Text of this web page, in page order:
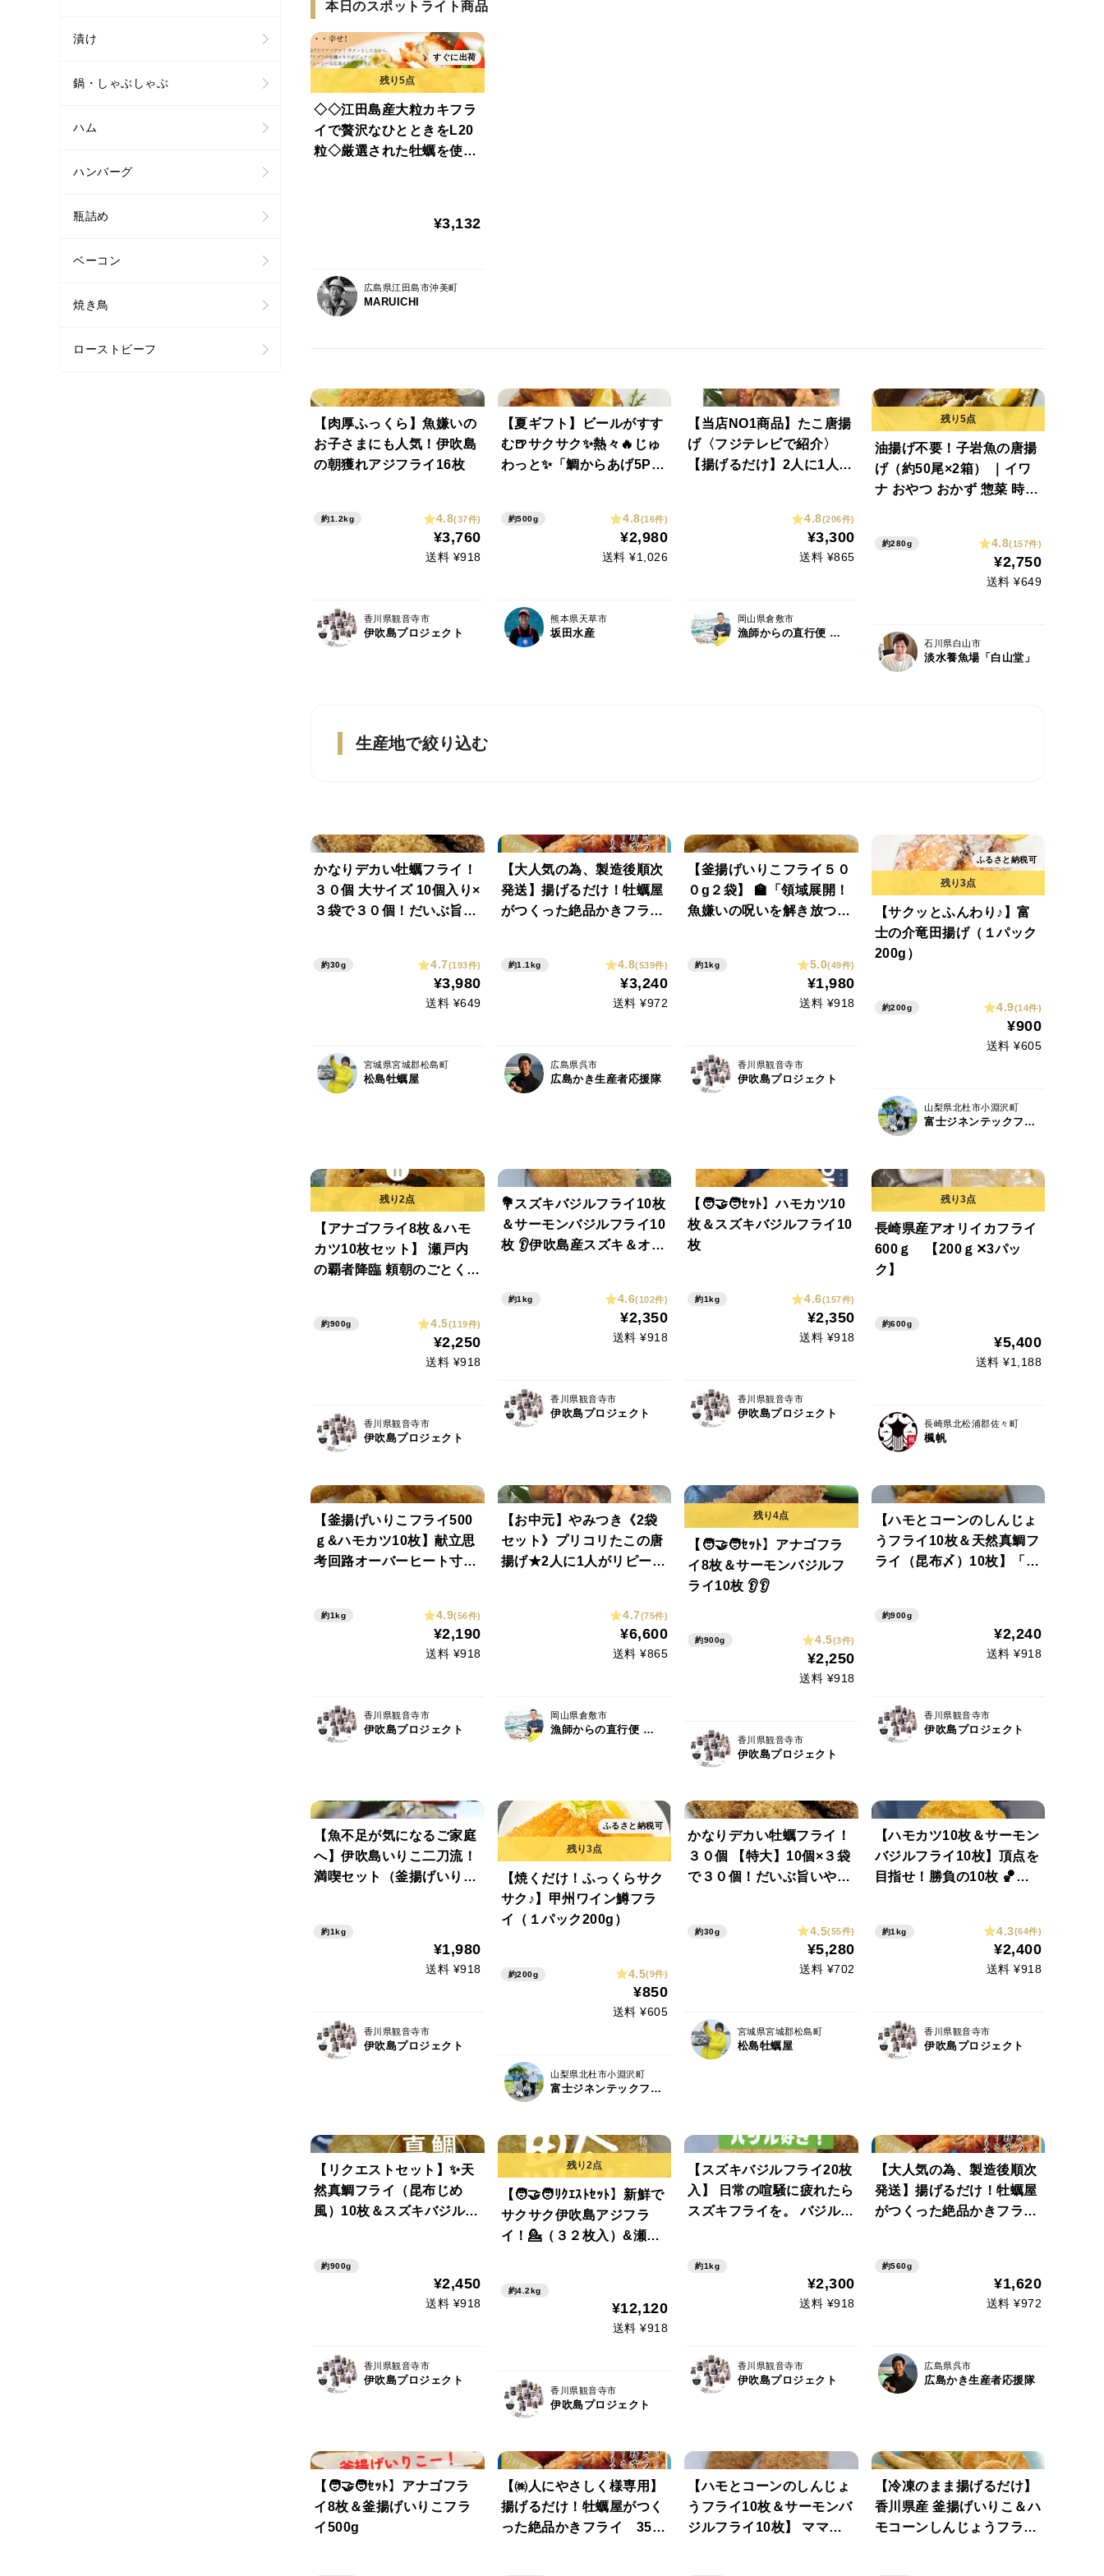
【肉厚ふっくら】魚嫌いの
お子さまにも人気！伊吹島
の朝獲れアジフライ16枚
約1.2kg 4.8(37件)
¥3,760
送料 ¥918
香川県観音寺市
伊吹島プロジェクト
【夏ギフト】ビールがすす
む🍺サクサク✨熱々🔥じゅ
わっと✨「鯛からあげ5P」
約500g 4.8(16件)
¥2,980
送料 ¥1,026
熊本県天草市
坂田水産
【当店NO1商品】たこ唐揚
げ〈フジテレビで紹介〉
【揚げるだけ】2人に1人が
4.8(206件)
¥3,300
送料 ¥865
岡山県倉敷市
漁師からの直行便 七福丸
油揚げ不要！子岩魚の唐揚
げ（約50尾×2箱） ｜イワ
ナ おやつ おかず 惣菜 時短
約280g 4.8(157件)
¥2,750
送料 ¥649
石川県白山市
淡水養魚場「白山堂」
かなりデカい牡蠣フライ！
３０個 大サイズ 10個入り×
３袋で３０個！だいぶ旨い
約30g 4.7(193件)
¥3,980
送料 ¥649
宮城県宮城郡松島町
松島牡蠣屋
【大人気の為、製造後順次
発送】揚げるだけ！牡蠣屋
がつくった絶品かきフラ
約1.1kg 4.8(539件)
¥3,240
送料 ¥972
広島県呉市
広島かき生産者応援隊
【釜揚げいりこフライ５０
０g２袋】 🏫「領域展開！
魚嫌いの呪いを解き放つ、
まらないー🧑🏻‍🎓栄養満
点、家族みんな笑顔！
約1kg 5.0(49件)
¥1,980
送料 ¥918
香川県観音寺市
伊吹島プロジェクト
ふるさと納税可
【サクッとふんわり♪】富
士の介竜田揚げ（１パック
200g）
約200g 4.9(14件)
¥900
送料 ¥605
山梨県北杜市小淵沢町
富士ジネンテックファーム
【アナゴフライ8枚＆ハモ
カツ10枚セット】 瀬戸内
の覇者降臨 頼朝のごとく力
をまとった最強コンビの天
下統一！ 瀬戸内海の恵みを
約900g 4.5(119件)
¥2,250
送料 ¥918
香川県観音寺市
伊吹島プロジェクト
💐スズキバジルフライ10枚
＆サーモンバジルフライ10
枚 👂伊吹島産スズキ＆オリ
ーな身、バジル風味で子供
も大喜び♪揚げるだけ簡
単、お弁当にも◎👆
約1kg 4.6(102件)
¥2,350
送料 ¥918
香川県観音寺市
伊吹島プロジェクト
【🧑‍🤝‍🧑ｾｯﾄ】ハモカツ10
枚＆スズキバジルフライ10
枚
約1kg 4.6(157件)
¥2,350
送料 ¥918
香川県観音寺市
伊吹島プロジェクト
長崎県産アオリイカフライ
600ｇ 【200ｇ✕3パッ
ク】
約600g
¥5,400
送料 ¥1,188
長崎県北松浦郡佐々町
楓帆
【釜揚げいりこフライ500
ｇ&ハモカツ10枚】献立思
考回路オーバーヒート寸
放、旨さ満喫。今日のご褒
約1kg 4.9(56件)
¥2,190
送料 ¥918
香川県観音寺市
伊吹島プロジェクト
【お中元】やみつき《2袋
セット》プリコリたこの唐
揚げ★2人に1人がリピート
4.7(75件)
¥6,600
送料 ¥865
岡山県倉敷市
漁師からの直行便 七福丸
【🧑‍🤝‍🧑ｾｯﾄ】アナゴフラ
イ8枚＆サーモンバジルフ
ライ10枚 👂👂
約900g 4.5(3件)
¥2,250
送料 ¥918
香川県観音寺市
伊吹島プロジェクト
【ハモとコーンのしんじょ
うフライ10枚＆天然真鯛フ
ライ（昆布〆）10枚】「伊
族みんな、笑顔満開だコラ
ァ！（ヤ○クミ口調）」手
抜き上等！愛情特盛りー！
約900g
¥2,240
送料 ¥918
香川県観音寺市
伊吹島プロジェクト
【魚不足が気になるご家庭
へ】伊吹島いりこ二刀流！
満喫セット（釜揚げいりこ
約1kg
¥1,980
送料 ¥918
香川県観音寺市
伊吹島プロジェクト
ふるさと納税可
【焼くだけ！ふっくらサク
サク♪】甲州ワイン鱒フラ
イ（１パック200g）
約200g 4.5(9件)
¥850
送料 ¥605
山梨県北杜市小淵沢町
富士ジネンテックファーム
かなりデカい牡蠣フライ！
３０個 【特大】10個×３袋
で３０個！だいぶ旨いやつ
ト】
約30g 4.5(55件)
¥5,280
送料 ¥702
宮城県宮城郡松島町
松島牡蠣屋
【ハモカツ10枚＆サーモン
バジルフライ10枚】頂点を
目指せ！勝負の10枚 🏀ゴ
れば食卓にダンクシュー
ト！✨どっちが先に無くな
るかガチンコ勝負…🔥
約1kg 4.3(64件)
¥2,400
送料 ¥918
香川県観音寺市
伊吹島プロジェクト
【リクエストセット】✨天
然真鯛フライ（昆布じめ
風）10枚＆スズキバジルフ
約900g
¥2,450
送料 ¥918
香川県観音寺市
伊吹島プロジェクト
【🧑‍🤝‍🧑ﾘｸｴｽﾄｾｯﾄ】新鮮で
サクサク伊吹島アジフラ
イ！💁（３２枚入）&瀬戸
内の貴婦人フィッシュ【大
約4.2kg
¥12,120
送料 ¥918
香川県観音寺市
伊吹島プロジェクト
【スズキバジルフライ20枚
入】 日常の喧騒に疲れたら
スズキフライを。 バジルの
明日も頑張ろう！ 潮風が背
中を押してくれるバジルの
魔法を、あなたに🤯
約1kg
¥2,300
送料 ¥918
香川県観音寺市
伊吹島プロジェクト
【大人気の為、製造後順次
発送】揚げるだけ！牡蠣屋
がつくった絶品かきフラ
約560g
¥1,620
送料 ¥972
広島県呉市
広島かき生産者応援隊
【🧑‍🤝‍🧑ｾｯﾄ】アナゴフラ
イ8枚＆釜揚げいりこフラ
イ500g
【㈱人にやさしく様専用】
揚げるだけ！牡蠣屋がつく
った絶品かきフライ 35g
【ハモとコーンのしんじょ
うフライ10枚＆サーモンバ
ジルフライ10枚】 ママ！
【冷凍のまま揚げるだけ】
香川県産 釜揚げいりこ＆ハ
モコーンしんじょうフライ
本日のスポットライト商品
すぐに出荷
◇◇江田島産大粒カキフラ
イで贅沢なひとときをL20
粒◇厳選された牡蠣を使用
¥3,132
広島県江田島市沖美町
MARUICHI
生産地で絞り込む
漬け
鍋・しゃぶしゃぶ
ハム
ハンバーグ
瓶詰め
ベーコン
焼き鳥
ローストビーフ